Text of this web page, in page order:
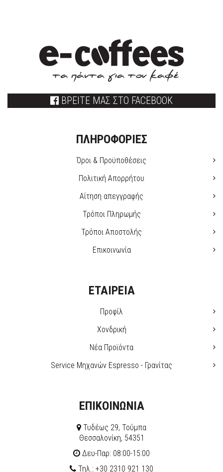
ΒΡΕΙΤΕ ΜΑΣ ΣΤΟ FACEBOOK
ΠΛΗΡΟΦΟΡΙΕΣ
Όροι & Προϋποθέσεις
Πολιτική Απορρήτου
Αίτηση απεγγραφής
Τρόποι Πληρωμής
Τρόποι Αποστολής
Επικοινωνία
ΕΤΑΙΡΕΙΑ
Προφίλ
Χονδρική
Νέα Προϊόντα
Service Μηχανών Espresso - Γρανίτας
ΕΠΙΚΟΙΝΩΝΙΑ
Τυδέως 29, Τούμπα
Θεσσαλονίκη, 54351
Δευ-Παρ: 08:00-15:00
Τηλ.: +30 2310 921 130